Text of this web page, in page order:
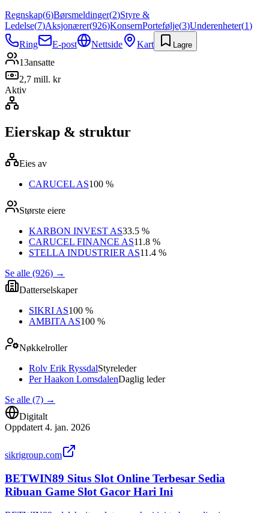
Regnskap(6)Børsmeldinger(2)Styre &
Ledelse(7)Aksjonærer(926)KonsernPortefølje(3)Underenheter(1)
Ring
E-post Nettside Kart Lagre
13ansatte
2,7 mill. kr
Aktiv
Eierskap & struktur
Eies av
CARUCEL AS100 %
Største eiere
KARBON INVEST AS33.5 %
CARUCEL FINANCE AS11.8 %
STELLA INDUSTRIER AS11.4 %
Se alle (926) →
Datterselskaper
SIKRI AS100 %
AMBITA AS100 %
Nøkkelroller
Rolv Erik RyssdalStyreleder
Per Haakon LomsdalenDaglig leder
Se alle (7) →
Digitalt
Oppdatert 4. jan. 2026
sikrigroup.com
BETWIN89 Situs Slot Online Terbesar Sedia
Ribuan Game Slot Gacor Hari Ini